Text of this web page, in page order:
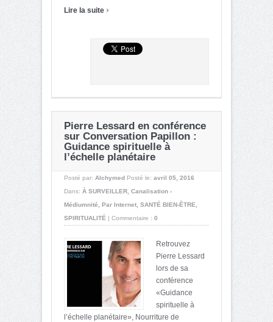
Lire la suite ›
Pierre Lessard en conférence
sur Conversation Papillon :
Guidance spirituelle à
l’échelle planétaire
Posté par: Alchymed Posté le: avril 05, 2016
Dans: À SURVEILLER Canalisation -
Médiumnité
Par Internet SANTÉ BIEN-ÊTRE
SPIRITUALITÉ | Commentaire : 0
Retrouvez
Pierre Lessard
lors de sa
conférence
«Guidance
spirituelle à
l’échelle planétaire», Nourriture de